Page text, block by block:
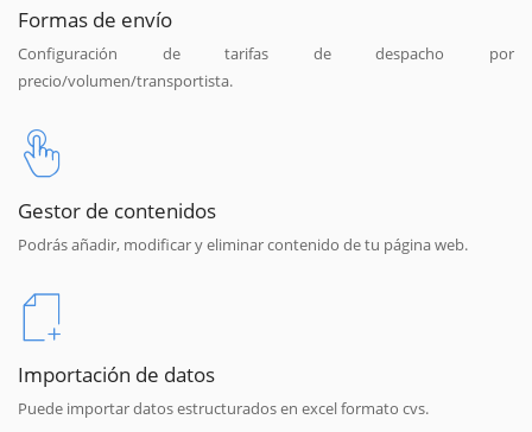
Formas de envío
Configuración de tarifas de despacho por
precio/volumen/transportista.
Gestor de contenidos
Podrás añadir, modificar y eliminar contenido de tu página web.
Importación de datos
Puede importar datos estructurados en excel formato cvs.